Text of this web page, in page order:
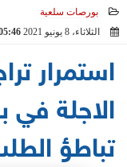
بورصات سلعية
الثلاثاء، 8 يونيو 2021
05:46
استمرار
الاجلة
تباطؤ